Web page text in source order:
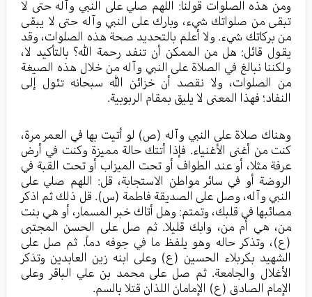
ومن هذه الصلوات قولنا: اللهم صلي على النبي وآله حتى لا
تبقى من صلواتك شيء، وبارك على النبي وآله حتى لا يبقى
من بركاتك شيء. ولا أعلم بالتحديد صحة هذه الصلوات، وقد
يقول قائل: هل من الممكن أن تنفد رحمة الله؟ بالتأكيد لا،
ولكننا نبالغ في الصلاة على النبي وآله من خلال هذه الصيغة
من الصلوات، ولا نقصد أن خزائن الله سبحانه تئول إلى
النفاد؛ فهذا المعنى لا يليق بمقام الربوبية.
وهناك صلاة على النبي وآله (ص) لو أتيت بها في العمر مرة،
كنت من أغنى الأغنياء. فإذا أتتك حالة مميزة وكنت في أرض
عرفة مثلا، أو عند الطواف أو تحت الميزاب أو تحت القبة في
الروضة أو في سائر مواطن الاستجابة، قل: اللهم صلي على
النبي وآله، وصل على الصديقة فاطمة (س). قل ذلك ثم اذكر
مصائبها في قلبك، وتمتم: وهل أتاك خبر المسمار، أو هي بنت
من، هي أم من، وابك قليلا. ثم صل على الحسن المجتبى
(ع)، وتذكر حاله وهو يلفظ ما في جوفه دماً. ثم صل على
الشهيد بكربلاء الحسين (ع) وعلى ابنه زين العابدين وتذكر
الأغلال والجامعة. ثم صل على محمد بن علي الباقر وعلى
الإمام الصادق (ع) الإمامان اللذان قتلا بالسم.